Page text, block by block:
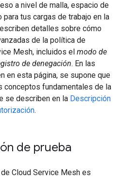
a nivel de malla, espacio de
tus cargas de trabajo en la
detalles sobre cómo
de la política de
Mesh, incluidos el modo de
de denegación. En las
en esta página, se supone que
fundamentales de la
se describen en la Descripción
.
de prueba
Cloud Service Mesh es